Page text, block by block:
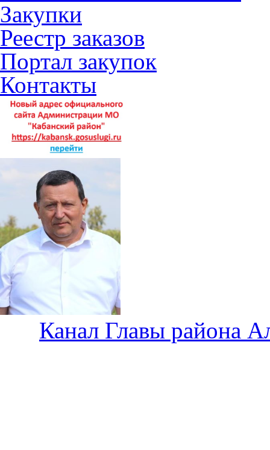
Закупки
Реестр заказов
Портал закупок
Контакты
Канал Главы района